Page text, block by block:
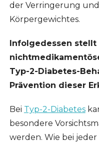
der Verringerung
Körpergewichtes.
Infolgedessen stellt
Typ-2-Diabetes-
Prävention dieser
Bei Typ-2-Diabetes
besondere
werden. Wie bei